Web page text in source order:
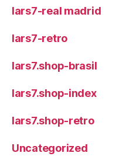
lars7-real madrid
lars7-retro
lars7.shop-brasil
lars7.shop-index
lars7.shop-retro
Uncategorized